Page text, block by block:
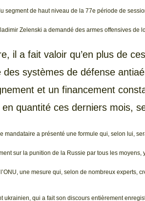
segment de haut niveau de la 77e période de
Zelenski a demandé des armes offensives de
il a fait valoir qu’en plus de
des systèmes de défense
et un financement
quantité ces derniers mois,
mandataire a présenté une formule qui, selon lui,
sur la punition de la Russie par tous les
une mesure qui, selon de nombreux experts,
ukrainien, qui a fait son discours entièrement